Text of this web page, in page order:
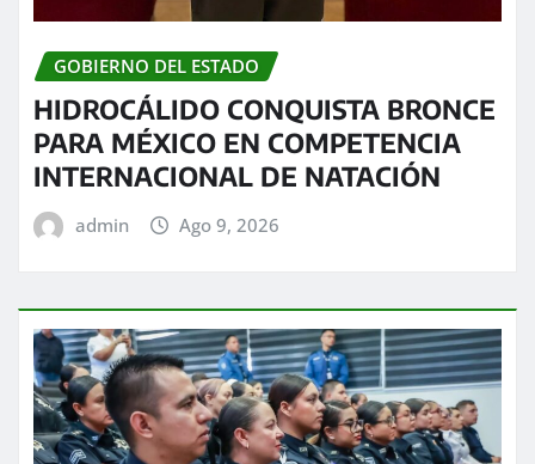
GOBIERNO DEL ESTADO
HIDROCÁLIDO CONQUISTA BRONCE
PARA MÉXICO EN COMPETENCIA
INTERNACIONAL DE NATACIÓN
admin Ago 9, 2026